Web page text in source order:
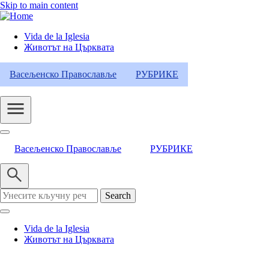
Skip to main content
Header
Category
Menu
Vida de la Iglesia
Животът на Църквата
Васељенско Православље РУБРИКЕ
Васељенско Православље РУБРИКЕ
Search
Vida de la Iglesia
Животът на Църквата